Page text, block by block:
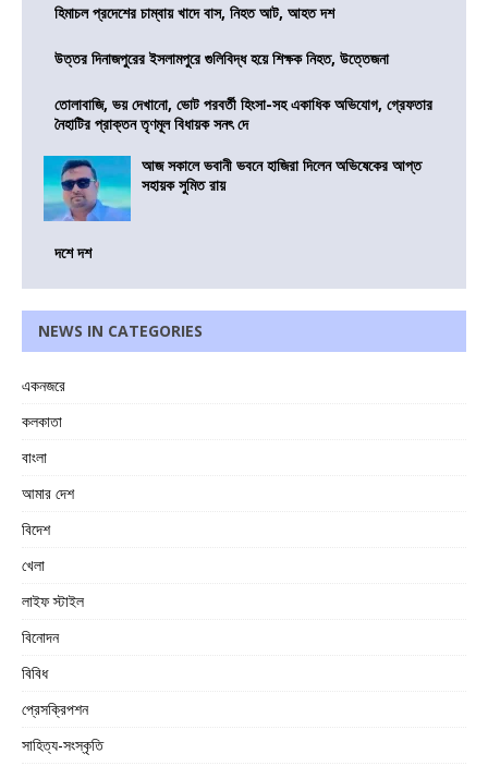
হিমাচল প্রদেশের চাম্বায় খাদে বাস, নিহত আট, আহত দশ
উত্তর দিনাজপুরের ইসলামপুরে গুলিবিদ্ধ হয়ে শিক্ষক নিহত, উত্তেজনা
তোলাবাজি, ভয় দেখানো, ভোট পরবর্তী হিংসা-সহ একাধিক অভিযোগ, গ্রেফতার
নৈহাটির প্রাক্তন তৃণমূল বিধায়ক সনৎ দে
আজ সকালে ভবানী ভবনে হাজিরা দিলেন অভিষেকের আপ্ত
সহায়ক সুমিত রায়
দশে দশ
NEWS IN CATEGORIES
একনজরে
কলকাতা
বাংলা
আমার দেশ
বিদেশ
খেলা
লাইফ স্টাইল
বিনোদন
বিবিধ
প্রেসক্রিপশন
সাহিত্য-সংস্কৃতি